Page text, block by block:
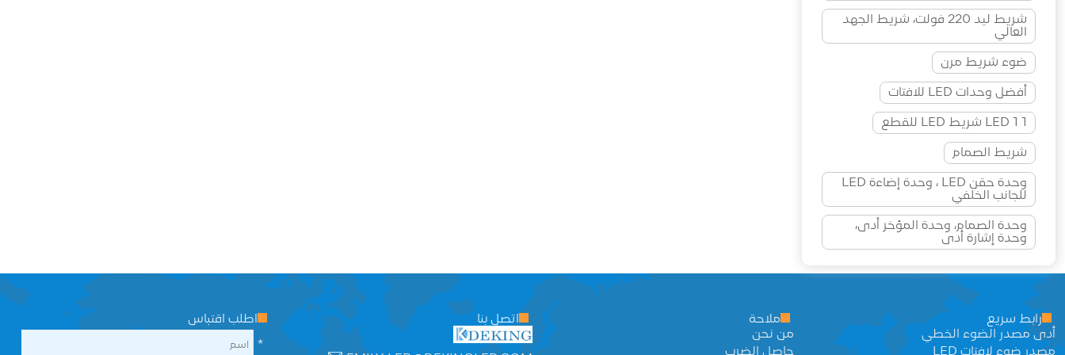
شريط ليد 220 فولت، شريط الجهد
العالي
ضوء شريط مرن
أفضل وحدات LED للافتات
1 LED 1 شريط LED للقطع
شريط الصمام
وحدة حقن LED ، وحدة إضاءة LED
للجانب الخلفي
وحدة الصمام، وحدة المؤخر أدى،
وحدة إشارة أدى
رابط سريع
أدى مصدر الضوء الخطي
مصدر ضوء لافتات LED
ملاحة
من نحن
حاصل الضرب
اتصل بنا
اطلب اقتباس
*